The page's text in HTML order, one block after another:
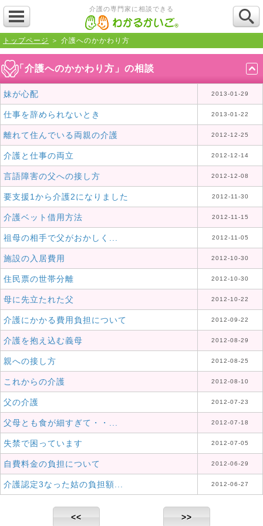
介護の専門家に相談できる
トップページ ＞ 介護へのかかわり方
「介護へのかかわり方」の相談
妹が心配 2013-01-29
仕事を辞められないとき 2013-01-22
離れて住んでいる両親の介護 2012-12-25
介護と仕事の両立 2012-12-14
言語障害の父への接し方 2012-12-08
要支援1から介護2になりました 2012-11-30
介護ベット借用方法 2012-11-15
祖母の相手で父がおかしく... 2012-11-05
施設の入居費用 2012-10-30
住民票の世帯分離 2012-10-30
母に先立たれた父 2012-10-22
介護にかかる費用負担について 2012-09-22
介護を抱え込む義母 2012-08-29
親への接し方 2012-08-25
これからの介護 2012-08-10
父の介護 2012-07-23
父母とも食が細すぎて・・... 2012-07-18
失禁で困っています 2012-07-05
自費料金の負担について 2012-06-29
介護認定3なった姑の負担額... 2012-06-27
<< >>